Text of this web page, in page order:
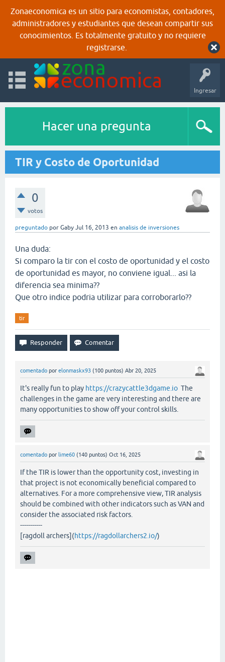
Zonaeconomica es un sitio para economistas, contadores,
administradores y estudiantes que desean compartir sus
conocimientos. Es totalmente gratuito y no requiere
registrarse.
Ingresar
Hacer una pregunta
TIR y Costo de Oportunidad
0
votos
preguntado por Gaby Jul 16, 2013 en analisis de inversiones
Una duda:
Si comparo la tir con el costo de oportunidad y el costo
de oportunidad es mayor, no conviene igual... asi la
diferencia sea minima??
Que otro indice podria utilizar para corroborarlo??
tir
comentado por elonmaskx93 (100 puntos) Abr 20, 2025
It's really fun to play https://crazycattle3dgame.io The
challenges in the game are very interesting and there are
many opportunities to show off your control skills.
comentado por lime60 (140 puntos) Oct 16, 2025
If the TIR is lower than the opportunity cost, investing in
that project is not economically beneficial compared to
alternatives. For a more comprehensive view, TIR analysis
should be combined with other indicators such as VAN and
consider the associated risk factors.
-----------
[ragdoll archers](https://ragdollarchers2.io/)